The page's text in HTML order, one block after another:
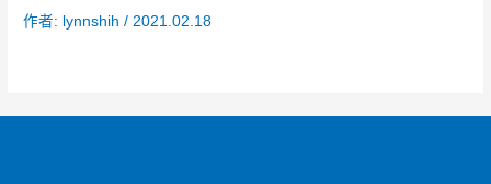
作者: lynnshih/ 2021.02.18